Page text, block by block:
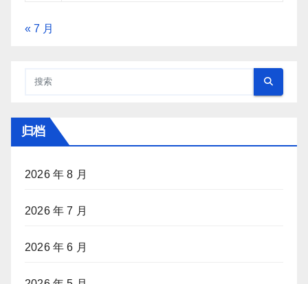
« 7 月
归档
2026 年 8 月
2026 年 7 月
2026 年 6 月